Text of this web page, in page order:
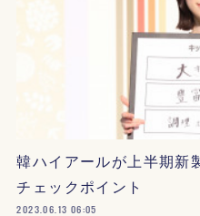
韓ハイアールが上半期新
チェックポイント
2023.06.13 06:05